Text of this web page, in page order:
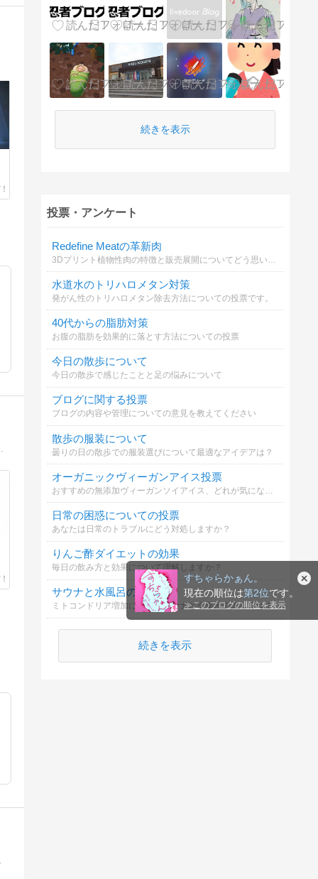
すちゃらかぁん。
現在の順位は第2位です。
≫このブログの順位を表示
続きを表示
投票・アンケート
Redefine Meatの革新肉
水道水のトリハロメタン対策
発がん性のトリハロメタン除去方法についての投票です。
40代からの脂肪対策
お腹の脂肪を効果的に落とす方法についての投票
今日の散歩について
今日の散歩で感じたことと足の悩みについて
ブログに関する投票
ブログの内容や管理についての意見を教えてください
散歩の服装について
曇りの日の散歩での服装選びについて最適なアイデアは？
オーガニックヴィーガンアイス投票
日常の困惑についての投票
あなたは日常のトラブルにどう対処しますか？
りんご酢ダイエットの効果
毎日の飲み方と効果について理解しますか？
サウナと水風呂の効果
ミトコンドリア増加に最適なサウナと水風呂の入り方は？
続きを表示